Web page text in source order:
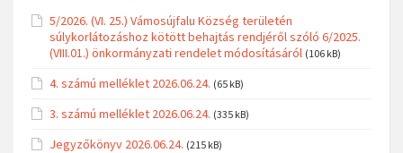
5/2026. (VI. 25.) Vámosújfalu Község területén
súlykorlátozáshoz kötött behajtás rendjéről szóló 6/2025.
(VIII.01.) önkormányzati rendelet módosításáról (106 kB)
4. számú melléklet 2026.06.24. (65 kB)
3. számú melléklet 2026.06.24. (335 kB)
Jegyzőkönyv 2026.06.24. (215 kB)